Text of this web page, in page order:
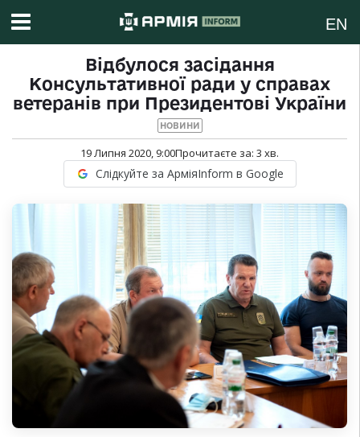
EN
Відбулося засідання
Консультативної ради у справах
ветеранів при Президентові України
НОВИНИ
19 Липня 2020, 9:00Прочитаєте за: 3 хв.
Слідкуйте за АрміяInform в Google